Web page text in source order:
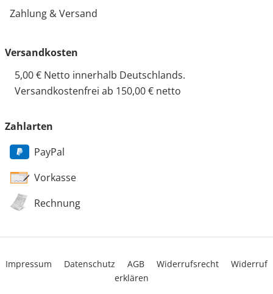
Zahlung & Versand
Versandkosten
5,00 € Netto innerhalb Deutschlands.
Versandkostenfrei ab 150,00 € netto
Zahlarten
PayPal
Vorkasse
Rechnung
Impressum Datenschutz AGB Widerrufsrecht
Widerruf
erklären